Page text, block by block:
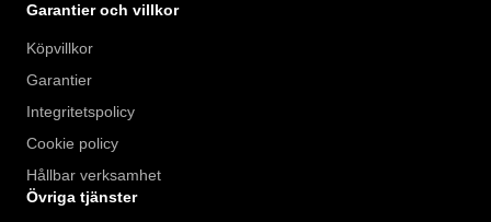
Garantier och villkor
Köpvillkor
Garantier
Integritetspolicy
Cookie policy
Hållbar verksamhet
Övriga tjänster